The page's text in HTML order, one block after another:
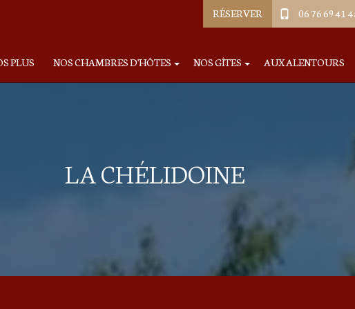
RÉSERVER 06 76 69 41
PLUS NOS CHAMBRES D'HÔTES NOS GÎTES AUX ALENTOURS
LA CHÉLIDOINE